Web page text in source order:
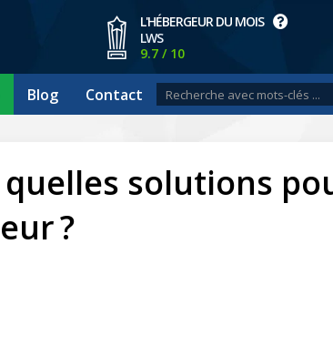
L'HÉBERGEUR DU MOIS
LWS
9.7 / 10
Blog Contact
solutions
?